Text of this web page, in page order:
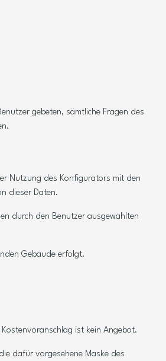
gebeten, sämtliche Fragen des
Nutzung des Konfigurators mit den
dieser Daten.
durch den Benutzer ausgewählten
Gebäude erfolgt.
ist kein Angebot.
dafür vorgesehene Maske des